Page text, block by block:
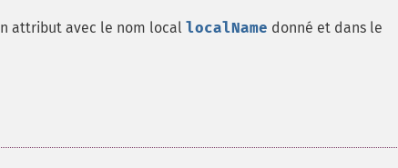
attribut avec le nom local localName donné et dans le